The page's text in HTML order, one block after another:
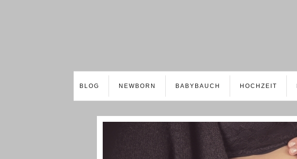
BLOG NEWBORN BABYBAUCH HOCHZEIT